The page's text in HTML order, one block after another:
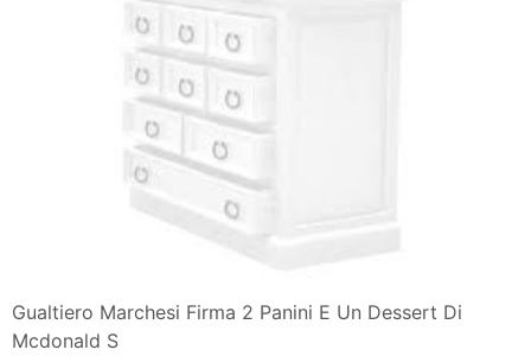
Gualtiero Marchesi Firma 2 Panini E Un Dessert Di
Mcdonald S